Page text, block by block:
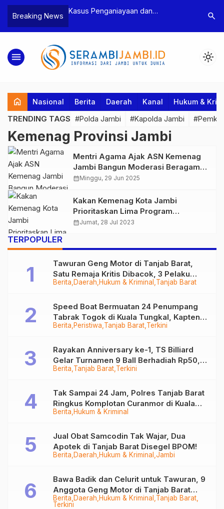
Breaking News
Bea Cukai
Pelaku beserta
dan 146 Gram
Kasus Penganiayaan dan
Tebo Tetapkan Dua Tersangka
Polres
Dua
search
menu light_mode
home Nasional Berita Daerah Kanal Hukum &
TRENDING TAGS #Polda Jambi #Kapolda Jambi
Kemenag Provinsi Jambi
Mentri Agama Ajak ASN Kemenag
Jambi Bangun Moderasi Beragama
yang Ramah dan Humanis
calendar_monthMinggu, 29 Jun 2025
Kakan Kemenag Kota Jambi
Prioritaskan Lima Program
Peningkatan Mutu Pendidikan
calendar_monthJumat, 28 Jul 2023
TERPOPULER
Berita Daerah Hukum & Kriminal Tanjab Barat
Tawuran Geng Motor di Tanjab Barat,
Satu Remaja Kritis Dibacok, 3 Pelaku
Ditangkap
Berita Peristiwa Tanjab Barat Terkini
Speed Boat Bermuatan 24 Penumpang
Tabrak Togok di Kuala Tungkal, Kapten
Sempat Hilang
Berita Tanjab Barat Terkini
Rayakan Anniversary ke-1, TS Billiard
Gelar Turnamen 9 Ball Berhadiah Rp50,8
Juta
Berita Hukum & Kriminal
Tak Sampai 24 Jam, Polres Tanjab Barat
Ringkus Komplotan Curanmor di Kuala
Tungkal
Berita Daerah Hukum & Kriminal Jambi
Jual Obat Samcodin Tak Wajar, Dua
Apotek di Tanjab Barat Disegel BPOM!
Berita Daerah Hukum & Kriminal Tanjab Barat
Terkini
Bawa Badik dan Celurit untuk Tawuran, 9
Anggota Geng Motor di Tanjab Barat
Diringkus